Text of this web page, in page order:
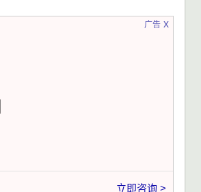
广告
立即咨询 >
x